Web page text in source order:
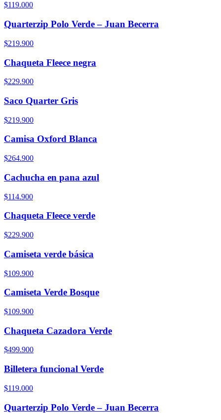
$119.000
Quarterzip Polo Verde – Juan Becerra
$219.900
Chaqueta Fleece negra
$229.900
Saco Quarter Gris
$219.900
Camisa Oxford Blanca
$264.900
Cachucha en pana azul
$114.900
Chaqueta Fleece verde
$229.900
Camiseta verde básica
$109.900
Camiseta Verde Bosque
$109.900
Chaqueta Cazadora Verde
$499.900
Billetera funcional Verde
$119.000
Quarterzip Polo Verde – Juan Becerra